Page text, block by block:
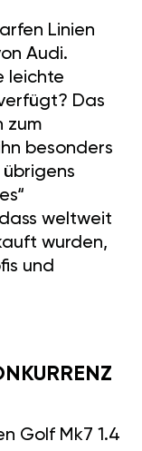
Linien
Audi.
leichte
Das
zum
besonders
übrigens
weltweit
wurden,
und
Golf Mk7 1.4